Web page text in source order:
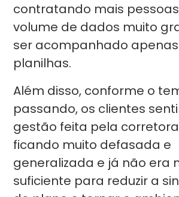
contratando mais
volume de dados muito
ser acompanhado
planilhas.
Além disso, conforme o
passando, os clientes
gestão feita pela
ficando muito defasada e
generalizada e já não era
suficiente para reduzir a